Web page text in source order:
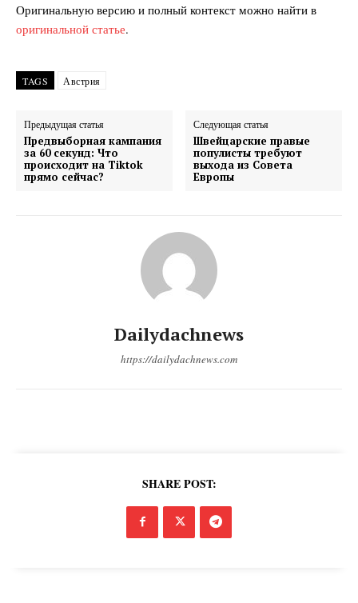
Оригинальную версию и полный контекст можно найти в
оригинальной статье.
TAGS Австрия
Предыдущая статья
Предвыборная кампания
за 60 секунд: Что
происходит на Tiktok
прямо сейчас?
Следующая статья
Швейцарские правые
популисты требуют
выхода из Совета
Европы
Dailydachnews
https://dailydachnews.com
SHARE POST: